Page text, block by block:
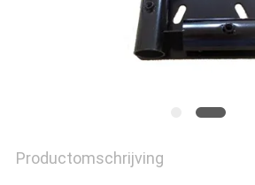
Productomschrijving